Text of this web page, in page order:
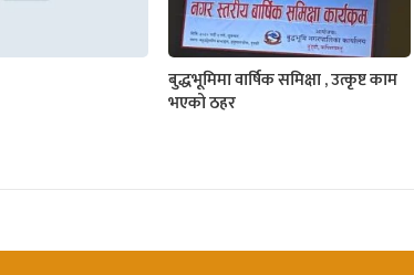
बुद्धभूमिमा वार्षिक समिक्षा , उत्कृष्ट काम
भएको ठहर